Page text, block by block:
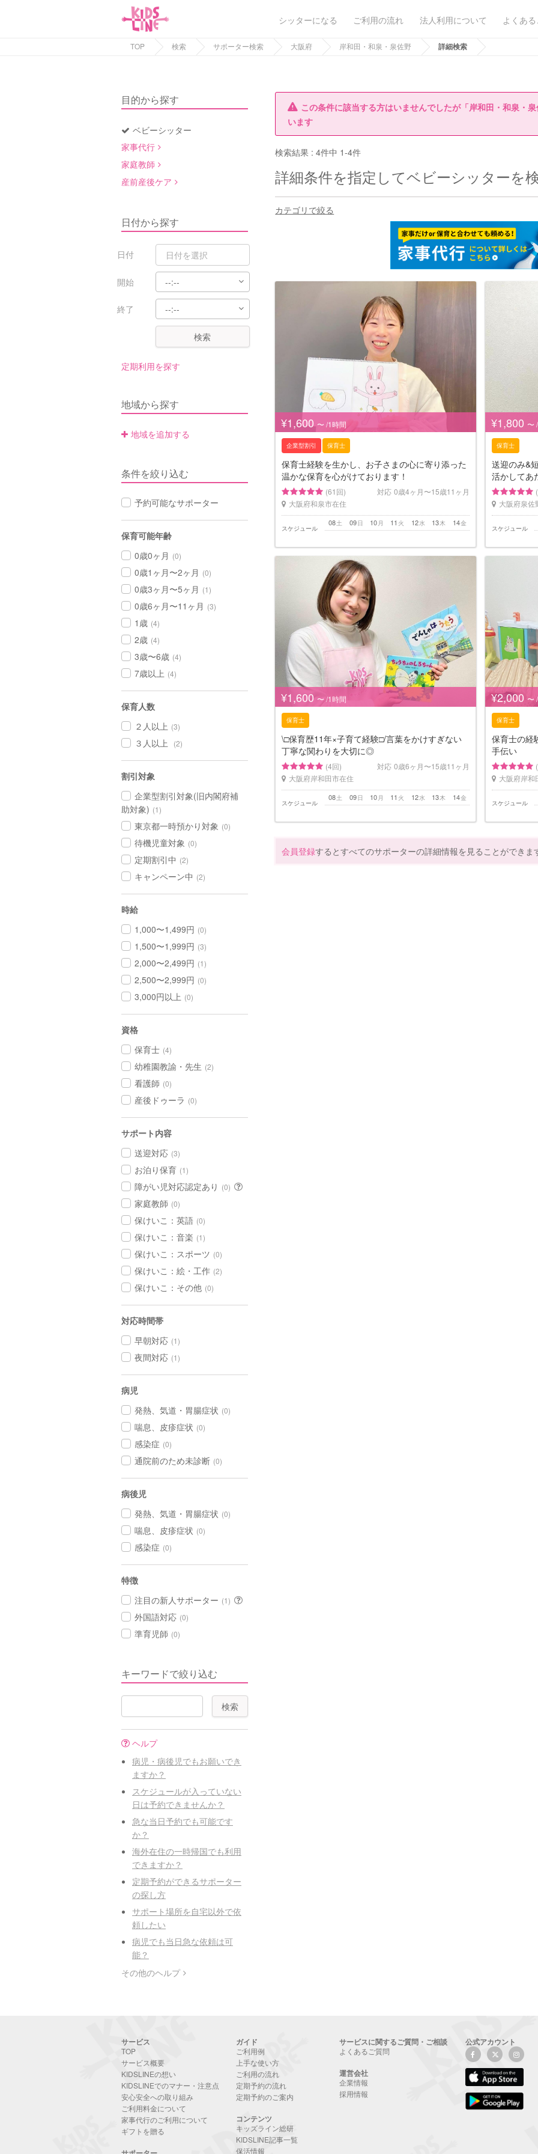
シッターになる ご利用の流れ 法人利用について よくあ
TOP 検索 サポーター検索 大阪府 岸和田・和泉・泉佐野 詳細検索
目的から探す
ベビーシッター
家事代行
家庭教師
産前産後ケア
日付から探す
日付
開始
終了
検索
定期利用を探す
地域から探す
地域を追加する
条件を絞り込む
予約可能なサポーター
保育可能年齢
0歳0ヶ月 (0)
0歳1ヶ月〜2ヶ月 (0)
0歳3ヶ月〜5ヶ月 (1)
0歳6ヶ月〜11ヶ月 (3)
1歳 (4)
2歳 (4)
3歳〜6歳 (4)
7歳以上 (4)
保育人数
２人以上 (3)
３人以上 (2)
割引対象
企業型割引対象(旧内閣府補
助対象) (1)
東京都一時預かり対象 (0)
待機児童対象 (0)
定期割引中 (2)
キャンペーン中 (2)
時給
1,000〜1,499円 (0)
1,500〜1,999円 (3)
2,000〜2,499円 (1)
2,500〜2,999円 (0)
3,000円以上 (0)
資格
保育士 (4)
幼稚園教諭・先生 (2)
看護師 (0)
産後ドゥーラ (0)
サポート内容
送迎対応 (3)
お泊り保育 (1)
障がい児対応認定あり (0)
家庭教師 (0)
保けいこ：英語 (0)
保けいこ：音楽 (1)
保けいこ：スポーツ (0)
保けいこ：絵・工作 (2)
保けいこ：その他 (0)
対応時間帯
早朝対応 (1)
夜間対応 (1)
病児
発熱、気道・胃腸症状 (0)
喘息、皮疹症状 (0)
感染症 (0)
通院前のため未診断 (0)
病後児
発熱、気道・胃腸症状 (0)
喘息、皮疹症状 (0)
感染症 (0)
特徴
注目の新人サポーター (1)
外国語対応 (0)
準育児師 (0)
キーワードで絞り込む
ヘルプ
病児・病後児でもお願いでき
ますか？
スケジュールが入っていない
日は予約できませんか？
急な当日予約でも可能です
か？
海外在住の一時帰国でも利用
できますか？
定期予約ができるサポーター
の探し方
サポート場所を自宅以外で依
頼したい
病児でも当日急な依頼は可
能？
その他のヘルプ
この条件に該当する方はいませんでしたが「岸和田・和泉・
います
検索結果 :4件中 1-4件
詳細条件を指定してベビーシッターを
カテゴリで絞る
¥1,600 〜 /1時間
企業型割引 保育士
保育士経験を生かし、お子さまの心に寄り添った
温かな保育を心がけております！
(61回) 対応 0歳4ヶ月〜15歳11ヶ月
大阪府和泉市在住
スケジュール
土
08 日
09 月
10 火
11 水
12 木
13 金
14
¥1,800 〜
保育士
送迎のみ&
活かしてあ
大阪府泉佐
スケジュール
¥1,600 〜 /1時間
保育士
\□︎保育歴11年×子育て経験□︎/言葉をかけすぎない
丁寧な関わりを大切に◎
(4回) 対応 0歳6ヶ月〜15歳11ヶ月
大阪府岸和田市在住
スケジュール
土
08 日
09 月
10 火
11 水
12 木
13 金
14
¥2,000 〜
保育士
保育士の経
手伝い
大阪府岸和
スケジュール
会員登録するとすべてのサポーターの詳細情報を見ることができま
サービス
TOP
サービス概要
KIDSLINEの想い
KIDSLINEでのマナー・注意点
安心安全への取り組み
ご利用料金について
家事代行のご利用について
ギフトを贈る
ガイド
ご利用例
上手な使い方
ご利用の流れ
定期予約の流れ
定期予約のご案内
コンテンツ
キッズライン総研
KIDSLINE記事一覧
保活情報
サービスに関するご質問・ご相談
よくあるご質問
運営会社
企業情報
採用情報
公式アカウント